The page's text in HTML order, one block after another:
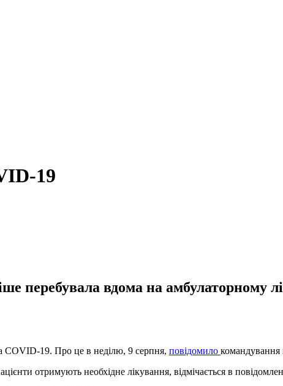
19
перебувала вдома на амбулаторному
COVID-19. Про це в неділю, 9 серпня, повідомило
отримують необхідне лікування, відмічається в